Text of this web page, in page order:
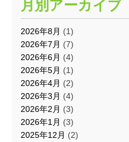
月別アーカイブ
2026年8月 (1)
2026年7月 (7)
2026年6月 (4)
2026年5月 (1)
2026年4月 (2)
2026年3月 (4)
2026年2月 (3)
2026年1月 (3)
2025年12月 (2)